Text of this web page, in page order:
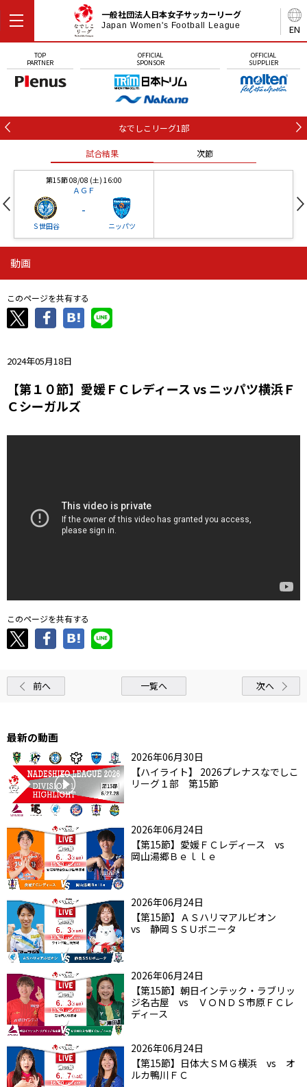
EN
一般社団法人日本女子サッカーリーグ
Japan Women's Football League
TOP
PARTNER
OFFICIAL
SPONSOR
OFFICIAL
SUPPLIER
なでしこリーグ1部
試合結果 次節
第15節 08/08 (土) 16:00
ＡＧＦ
Ｓ世田谷
-
ニッパツ
ニッパツ
ニッパツ
-
石人の星
動画
このページを共有する
2024年05月18日
【第１０節】愛媛ＦＣレディース vs ニッパツ横浜Ｆ
Ｃシーガルズ
このページを共有する
前へ 一覧へ 次へ
最新の動画
2026年06月30日
【ハイライト】 2026プレナスなでしこ
リーグ１部 第15節
2026年06月24日
【第15節】愛媛ＦＣレディース vs
岡山湯郷Ｂｅｌｌｅ
2026年06月24日
【第15節】ＡＳハリマアルビオン
vs 静岡ＳＳＵボニータ
2026年06月24日
【第15節】朝日インテック・ラブリッ
ジ名古屋 vs ＶＯＮＤＳ市原ＦＣレ
ディース
2026年06月24日
【第15節】日体大ＳＭＧ横浜 vs オ
ルカ鴨川ＦＣ